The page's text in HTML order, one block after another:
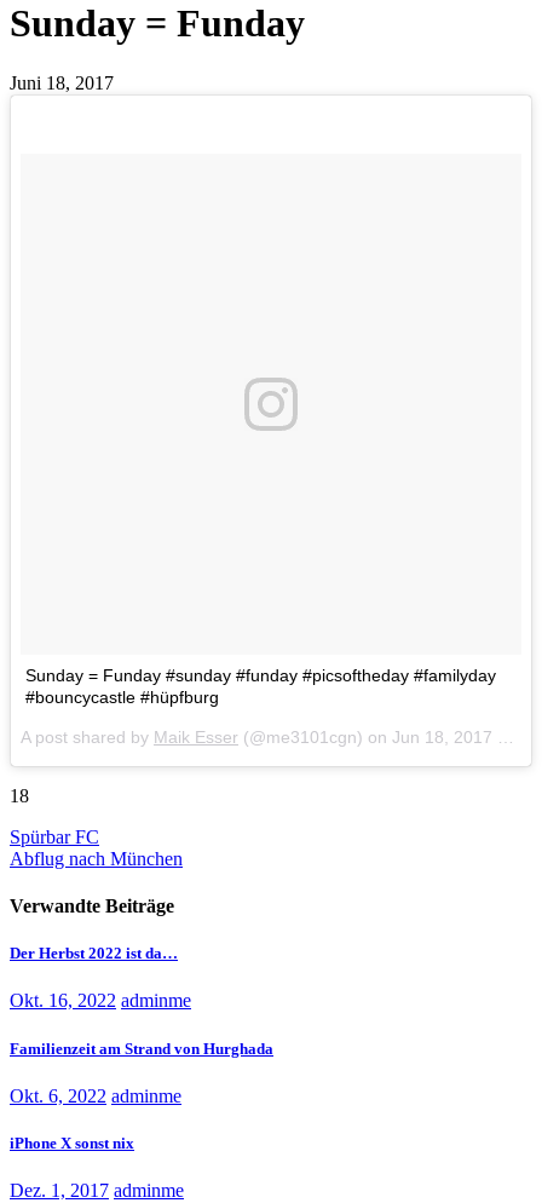
Sunday = Funday
Juni 18, 2017
Sunday = Funday #sunday #funday #picsoftheday #familyday
#bouncycastle #hüpfburg
A post shared by Maik Esser (@me3101cgn) on Jun 18, 2017 at 10:16am PDT
18
Beitragsnavigation
Spürbar FC
Abflug nach München
Verwandte Beiträge
Der Herbst 2022 ist da…
Okt. 16, 2022 adminme
Familienzeit am Strand von Hurghada
Okt. 6, 2022 adminme
iPhone X sonst nix
Dez. 1, 2017 adminme